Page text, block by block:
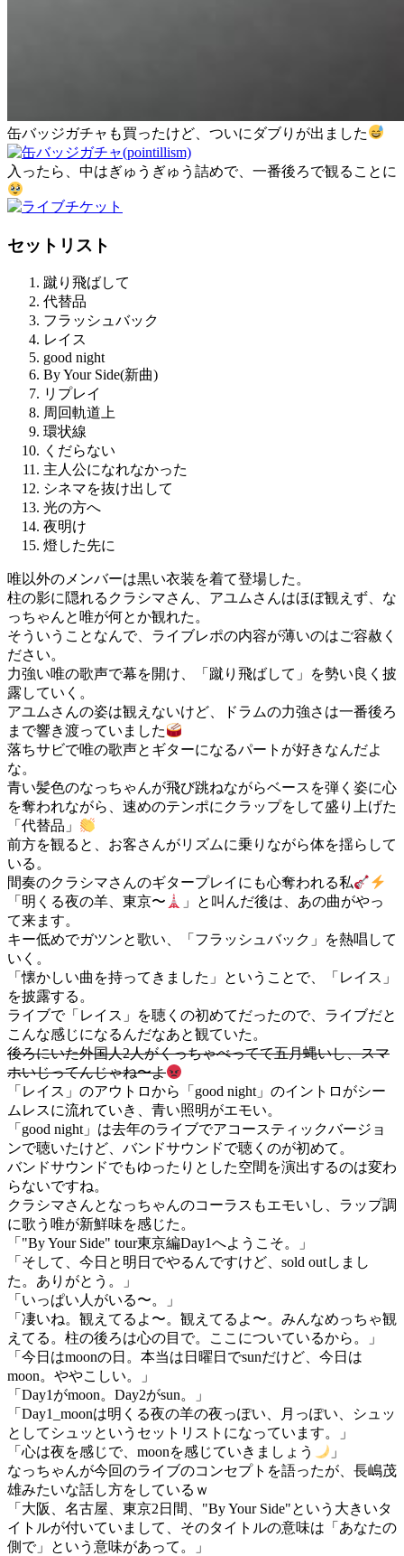
缶バッジガチャも買ったけど、ついにダブりが出ました
入ったら、中はぎゅうぎゅう詰めで、一番後ろで観ることに
セットリスト
蹴り飛ばして
代替品
フラッシュバック
レイス
good night
By Your Side(新曲)
リプレイ
周回軌道上
環状線
くだらない
主人公になれなかった
シネマを抜け出して
光の方へ
夜明け
燈した先に
唯以外のメンバーは黒い衣装を着て登場した。
柱の影に隠れるクラシマさん、アユムさんはほぼ観えず、な
っちゃんと唯が何とか観れた。
そういうことなんで、ライブレポの内容が薄いのはご容赦く
ださい。
力強い唯の歌声で幕を開け、「蹴り飛ばして」を勢い良く披
露していく。
アユムさんの姿は観えないけど、ドラムの力強さは一番後ろ
まで響き渡っていました
落ちサビで唯の歌声とギターになるパートが好きなんだよ
な。
青い髪色のなっちゃんが飛び跳ねながらベースを弾く姿に心
を奪われながら、速めのテンポにクラップをして盛り上げた
「代替品」
前方を観ると、お客さんがリズムに乗りながら体を揺らして
いる。
間奏のクラシマさんのギタープレイにも心奪われる私
「明くる夜の羊、東京〜
」と叫んだ後は、あの曲がやっ
て来ます。
キー低めでガツンと歌い、「フラッシュバック」を熱唱して
いく。
「懐かしい曲を持ってきました」ということで、「レイス」
を披露する。
ライブで「レイス」を聴くの初めてだったので、ライブだと
こんな感じになるんだなあと観ていた。
後ろにいた外国人2人がくっちゃべってて五月蝿いし、スマ
ホいじってんじゃね〜よ
「レイス」のアウトロから「good night」のイントロがシー
ムレスに流れていき、青い照明がエモい。
「good night」は去年のライブでアコースティックバージョ
ンで聴いたけど、バンドサウンドで聴くのが初めて。
バンドサウンドでもゆったりとした空間を演出するのは変わ
らないですね。
クラシマさんとなっちゃんのコーラスもエモいし、ラップ調
に歌う唯が新鮮味を感じた。
「"By Your Side" tour東京編Day1へようこそ。」
「そして、今日と明日でやるんですけど、sold outしまし
た。ありがとう。」
「いっぱい人がいる〜。」
「凄いね。観えてるよ〜。観えてるよ〜。みんなめっちゃ観
えてる。柱の後ろは心の目で。ここについているから。」
「今日はmoonの日。本当は日曜日でsunだけど、今日は
moon。ややこしい。」
「Day1がmoon。Day2がsun。」
「Day1_moonは明くる夜の羊の夜っぽい、月っぽい、シュッ
としてシュッというセットリストになっています。」
「心は夜を感じで、moonを感じていきましょう
」
なっちゃんが今回のライブのコンセプトを語ったが、長嶋茂
雄みたいな話し方をしているｗ
「大阪、名古屋、東京2日間、"By Your Side"という大きいタ
イトルが付いていまして、そのタイトルの意味は「あなたの
側で」という意味があって。」